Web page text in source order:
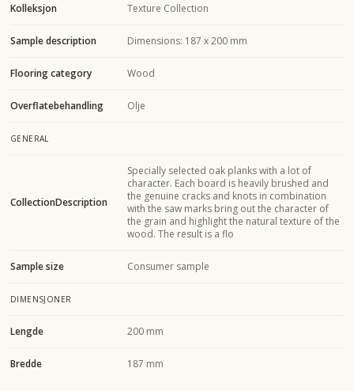
Kolleksjon Texture Collection
Sample description Dimensions: 187 x 200 mm
Flooring category Wood
Overflatebehandling Olje
GENERAL
CollectionDescription
Specially selected oak planks with a lot of
character. Each board is heavily brushed and
the genuine cracks and knots in combination
with the saw marks bring out the character of
the grain and highlight the natural texture of the
wood. The result is a flo
Sample size Consumer sample
DIMENSJONER
Lengde 200 mm
Bredde 187 mm